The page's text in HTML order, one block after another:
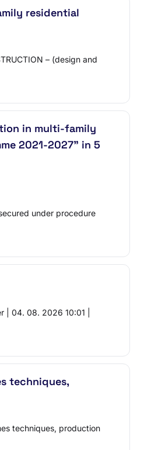
residential
– (design and
in multi-family
2021-2027" in 5
under procedure
| 04. 08. 2026 10:01 |
techniques,
techniques, production